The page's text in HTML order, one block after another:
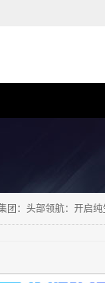
团：头部领航：开启